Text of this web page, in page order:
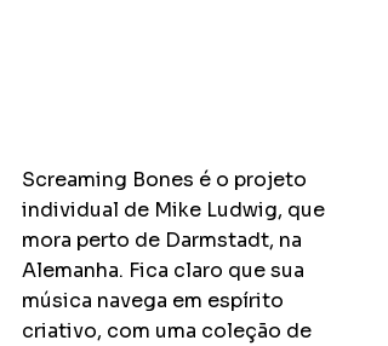
Screaming Bones é o projeto
individual de Mike Ludwig, que
mora perto de Darmstadt, na
Alemanha. Fica claro que sua
música navega em espírito
criativo, com uma coleção de